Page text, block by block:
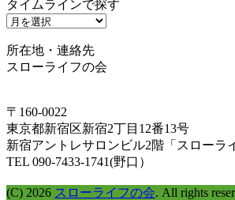
タイムラインで探す
タ
ム
ラ
で
探
す
所在地・連絡先
スローライフの会
〒160-0022
東京都新宿区新宿2丁目12番13号
新宿アントレサロンビル2階「スローラ
TEL 090-7433-1741(野口）
(C) 2026 スローライフの会. All rights